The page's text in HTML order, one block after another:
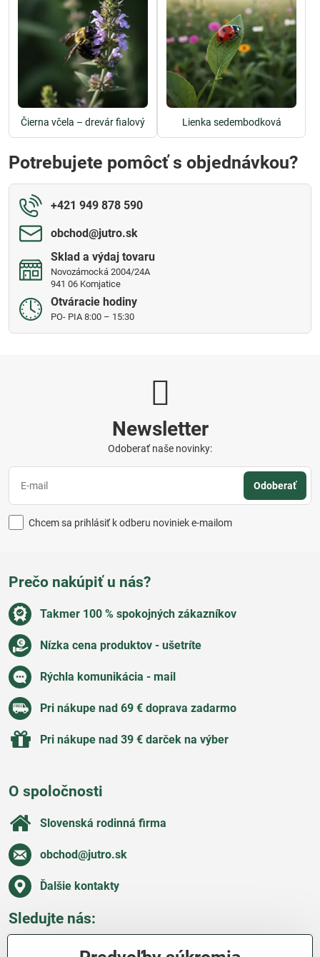
Čierna včela – drevár fialový Lienka sedembodková
Potrebujete pomôcť s objednávkou?
+421 949 878 590
obchod​@jutro​.sk
Sklad a výdaj tovaru
Novozámocká 2004/24A
941 06 Komjatice
Otváracie hodiny
PO- PIA 8:00 – 15:30
Newsletter
Odoberať naše novinky:
Odoberať
Chcem sa prihlásiť k odberu noviniek e-mailom
Prečo nakúpiť u nás?
Takmer 100 % spokojných zákazníkov
Nízka cena produktov - ušetríte
Rýchla komunikácia - mail
Pri nákupe nad 69 € doprava zadarmo
Pri nákupe nad 39 € darček na výber
O spoločnosti
Slovenská rodinná firma
obchod​@jutro​.sk
Ďalšie kontakty
Sledujte nás: